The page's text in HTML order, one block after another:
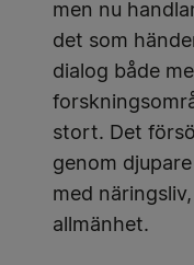
men nu
det som
dialog både
stort. Det
genom
med
allmänhet.